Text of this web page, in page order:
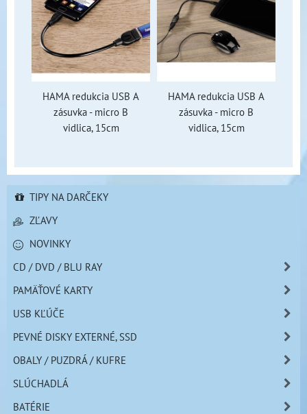
HAMA redukcia USB A
zásuvka - micro B
vidlica, 15cm
HAMA redukcia USB A
zásuvka - micro B
vidlica, 15cm
TIPY NA DARČEKY
ZĽAVY
NOVINKY
CD / DVD / BLU RAY
PAMÄŤOVÉ KARTY
USB KĽÚČE
PEVNÉ DISKY EXTERNÉ, SSD
OBALY / PUZDRÁ / KUFRE
SLÚCHADLÁ
BATÉRIE